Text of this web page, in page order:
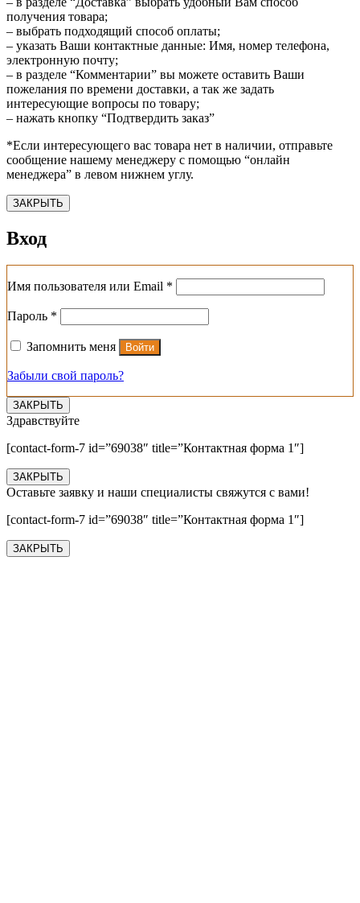
получения товара;
– выбрать подходящий способ оплаты;
– указать Ваши контактные данные: Имя, номер телефона,
электронную почту;
– в разделе “Комментарии” вы можете оставить Ваши
пожелания по времени доставки, а так же задать
интересующие вопросы по товару;
– нажать кнопку “Подтвердить заказ”
*Если интересующего вас товара нет в наличии, отправьте
сообщение нашему менеджеру с помощью “онлайн
менеджера” в левом нижнем углу.
ЗАКРЫТЬ
Вход
Имя пользователя или Email *
Пароль *
Запомнить меня Войти
Забыли свой пароль?
ЗАКРЫТЬ
Здравствуйте
[contact-form-7 id=”69038″ title=”Контактная форма 1″]
ЗАКРЫТЬ
Оставьте заявку и наши специалисты свяжутся с вами!
[contact-form-7 id=”69038″ title=”Контактная форма 1″]
ЗАКРЫТЬ